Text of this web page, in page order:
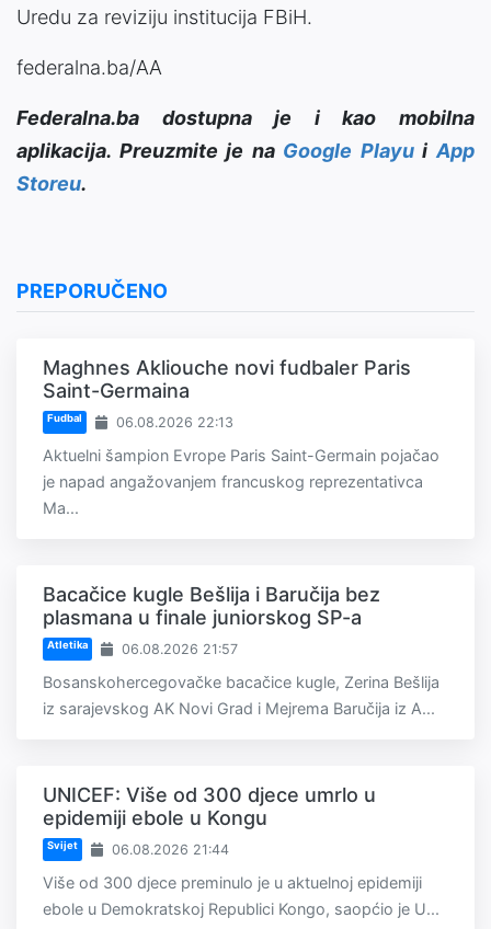
Uredu za reviziju institucija FBiH.
federalna.ba/AA
Federalna.ba dostupna je i kao mobilna
aplikacija. Preuzmite je na Google PlayuiApp
Storeu.
PREPORUČENO
Maghnes Akliouche novi fudbaler Paris
Saint-Germaina
Fudbal 06.08.2026 22:13
Aktuelni šampion Evrope Paris Saint-Germain pojačao
je napad angažovanjem francuskog reprezentativca
Ma...
Bacačice kugle Bešlija i Baručija bez
plasmana u finale juniorskog SP-a
Atletika 06.08.2026 21:57
Bosanskohercegovačke bacačice kugle, Zerina Bešlija
iz sarajevskog AK Novi Grad i Mejrema Baručija iz A...
UNICEF: Više od 300 djece umrlo u
epidemiji ebole u Kongu
Svijet 06.08.2026 21:44
Više od 300 djece preminulo je u aktuelnoj epidemiji
ebole u Demokratskoj Republici Kongo, saopćio je U...